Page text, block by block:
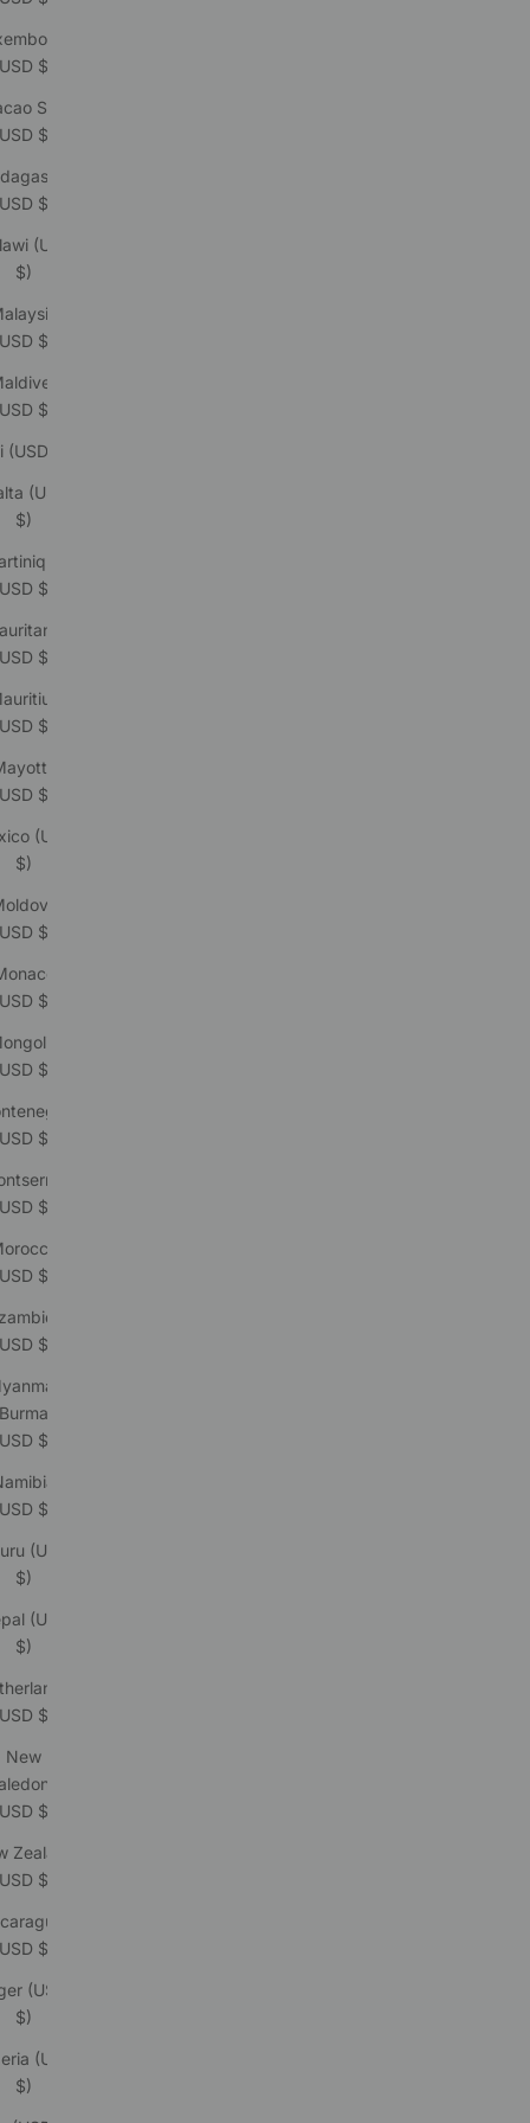
$)
SAR
$)
$)
(USD
$)
$)
$)
(USD $)
(USD
$)
$)
$)
$)
$)
(USD
$)
$)
$)
$)
$)
$)
$)
$)
$)
$)
(USD
$)
(USD
$)
$)
New
$)
Zealand
$)
$)
(USD
$)
(USD
$)